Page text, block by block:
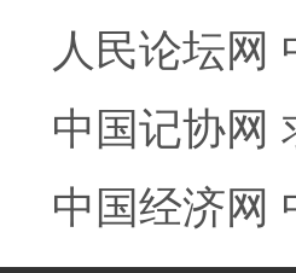
人民论坛网
中国记协网
中国经济网